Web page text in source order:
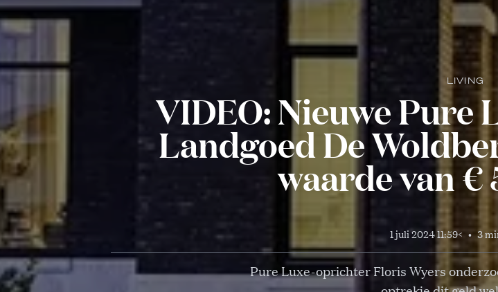
LIVING
VIDEO: Nieuwe Pure
Landgoed De
waarde van
1 juli 2024 11:59< • 3
Pure Luxe-oprichter Floris Wyers